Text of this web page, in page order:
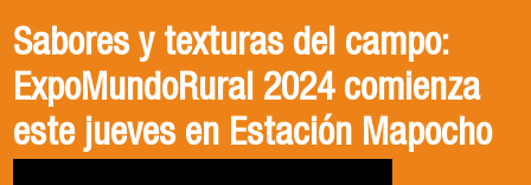
Sabores y texturas del campo:
ExpoMundoRural 2024 comienza
este jueves en Estación Mapocho
Conoce Ingeniería en
Agronegocios, USACH
Cosechando Sostenibilidad: ¿Cómo
nos Vinculamos con el Medio?